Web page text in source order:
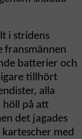
i stridens
fransmännen
batterier och
tillhört
alla
höll på att
det jagades
med